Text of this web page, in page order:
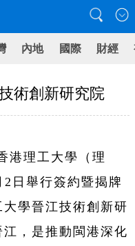
內地 國際 財經
術創新研究院
理工大學（理
日舉行簽約暨揭牌
學晉江技術創新研
，是推動閩港深化